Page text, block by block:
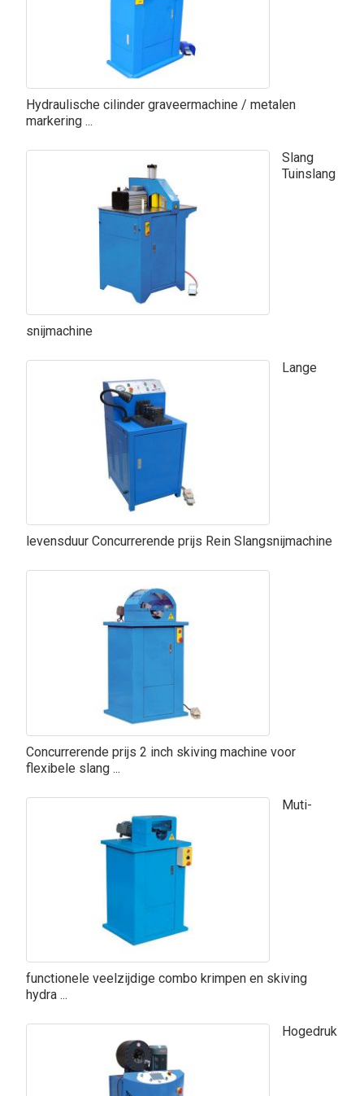
Hydraulische cilinder graveermachine / metalen
markering ...
Slang
Tuinslang
snijmachine
Lange
levensduur Concurrerende prijs Rein Slangsnijmachine
Concurrerende prijs 2 inch skiving machine voor
flexibele slang ...
Muti-
functionele veelzijdige combo krimpen en skiving
hydra ...
Hogedruk